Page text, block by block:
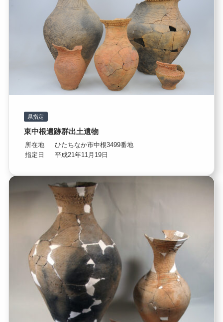
県指定
東中根遺跡群出土遺物
所在地
ひたちなか市中根3499番地
指定日
平成21年11月19日